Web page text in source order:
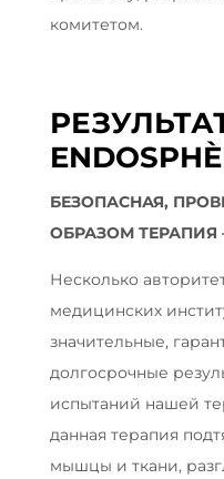
комитетом.
БЕЗОПАСНАЯ,
ОБРАЗОМ
Несколько
медицинских
значительные,
долгосрочные
испытаний нашей
данная терапия
мышцы и ткани,